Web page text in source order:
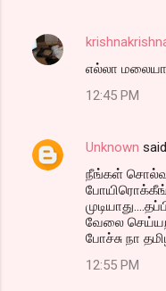
எல்லா
12:45 PM
Unknown said…
நீங்கள்
வேலை செய்யற
போச்சு நா
12:55 PM